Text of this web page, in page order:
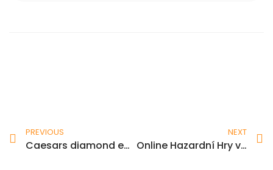
PREVIOUS
Caesars diamond empire $1 deposit Cleopatra
NEXT
Online Hazardní Hry v České Republice: Analýza Trhu a Budoucí Trendy